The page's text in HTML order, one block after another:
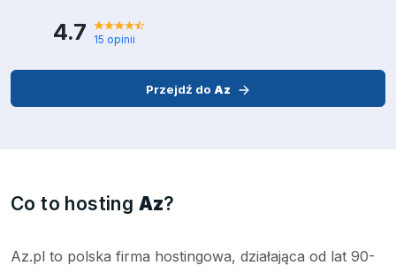
4.7 15 opinii
Przejdź do Az
Co to hosting Az?
Az.pl to polska firma hostingowa, działająca od lat 90-